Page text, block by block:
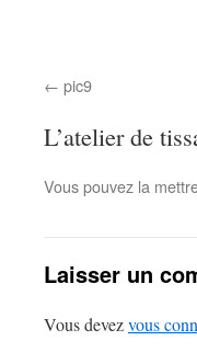
pic9
L’atelier de
Vous pouvez la
Laisser un
Vous devezvous